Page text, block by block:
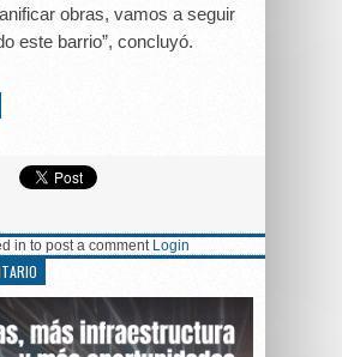
obras, vamos a seguir
este barrio”, concluyó.
in to post a comment Login